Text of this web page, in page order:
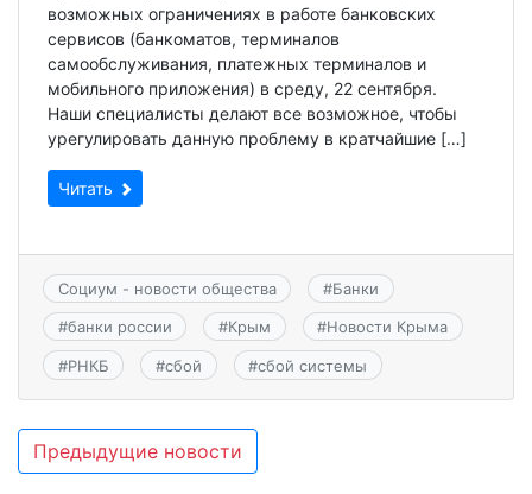
возможных ограничениях в работе банковских
сервисов (банкоматов, терминалов
самообслуживания, платежных терминалов и
мобильного приложения) в среду, 22 сентября.
Наши специалисты делают все возможное, чтобы
урегулировать данную проблему в кратчайшие […]
Читать
Социум - новости общества #Банки
#банки россии #Крым #Новости Крыма
#РНКБ #сбой #сбой системы
Навигация
Предыдущие новости